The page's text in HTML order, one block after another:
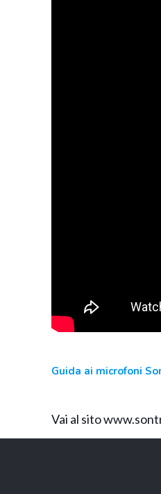
Guida ai microfoni
Vai al sito